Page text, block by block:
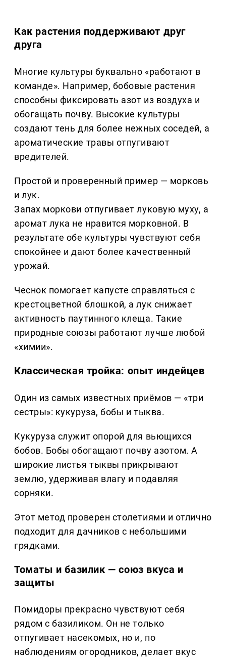
Как растения поддерживают друг
друга
Многие культуры буквально «работают в
команде». Например, бобовые растения
способны фиксировать азот из воздуха и
обогащать почву. Высокие культуры
создают тень для более нежных соседей, а
ароматические травы отпугивают
вредителей.
Простой и проверенный пример — морковь
и лук.
Запах моркови отпугивает луковую муху, а
аромат лука не нравится морковной. В
результате обе культуры чувствуют себя
спокойнее и дают более качественный
урожай.
Чеснок помогает капусте справляться с
крестоцветной блошкой, а лук снижает
активность паутинного клеща. Такие
природные союзы работают лучше любой
«химии».
Классическая тройка: опыт индейцев
Один из самых известных приёмов — «три
сестры»: кукуруза, бобы и тыква.
Кукуруза служит опорой для вьющихся
бобов. Бобы обогащают почву азотом. А
широкие листья тыквы прикрывают
землю, удерживая влагу и подавляя
сорняки.
Этот метод проверен столетиями и отлично
подходит для дачников с небольшими
грядками.
Томаты и базилик — союз вкуса и
защиты
Помидоры прекрасно чувствуют себя
рядом с базиликом. Он не только
отпугивает насекомых, но и, по
наблюдениям огородников, делает вкус